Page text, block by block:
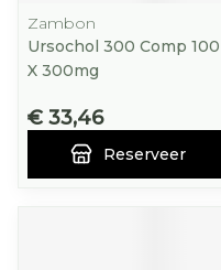
Zambon
Ursochol 300 Comp 100
X 300mg
€ 33,46
Reserveer